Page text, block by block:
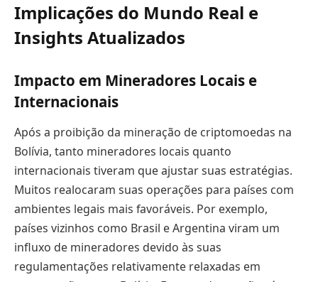
Implicações do Mundo Real e
Insights Atualizados
Impacto em Mineradores Locais e
Internacionais
Após a proibição da mineração de criptomoedas na
Bolívia, tanto mineradores locais quanto
internacionais tiveram que ajustar suas estratégias.
Muitos realocaram suas operações para países com
ambientes legais mais favoráveis. Por exemplo,
países vizinhos como Brasil e Argentina viram um
influxo de mineradores devido às suas
regulamentações relativamente relaxadas em